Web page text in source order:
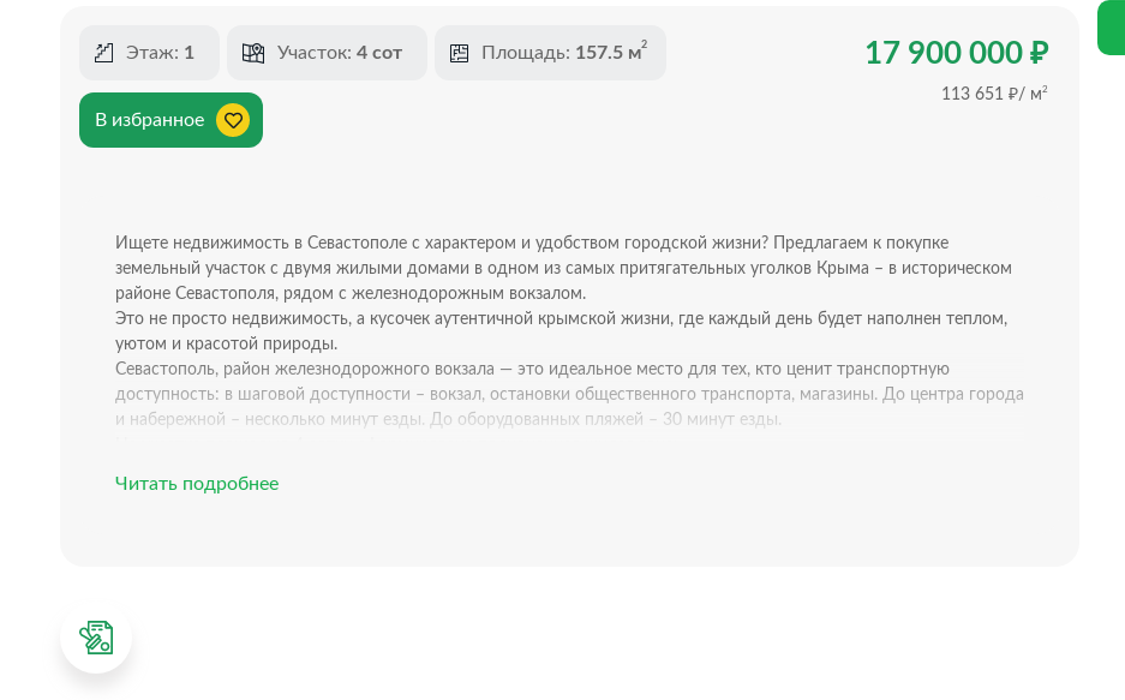
Этаж: 1 Участок: 4 сот Площадь: 157.5 м2
В избранное
17 900 000₽
113 651₽/ м2
Ищете недвижимость в Севастополе с характером и удобством городской жизни? Предлагаем к покупке
земельный участок с двумя жилыми домами в одном из самых притягательных уголков Крыма – в историческом
районе Севастополя, рядом с железнодорожным вокзалом.
Это не просто недвижимость, а кусочек аутентичной крымской жизни, где каждый день будет наполнен теплом,
уютом и красотой природы.
Севастополь, район железнодорожного вокзала — это идеальное место для тех, кто ценит транспортную
доступность: в шаговой доступности – вокзал, остановки общественного транспорта, магазины. До центра города
и набережной – несколько минут езды. До оборудованных пляжей – 30 минут езды.
крымский колорит – толстые каменные стены, большие окна.
Читать подробнее